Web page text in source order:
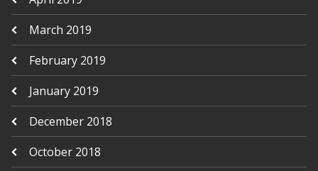
March 2019
February 2019
January 2019
December 2018
October 2018